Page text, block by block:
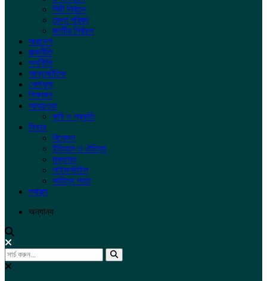
সিটি নির্বাচন
জেলা পরিষদ
জাতীয় নির্বাচন
সারাদেশ
রাজনীতি
অর্থনীতি
আন্তর্জাতিক
খেলাধুলা
শিক্ষাঙ্গন
আবহাওয়া
কৃষি ও প্রকৃতি
ফিচার
বিনোদন
ইতিহাস ও ঐতিহ্য
মুক্তমত
লাইফস্টাইল
সাহিত্য পাতা
স্বাস্থ্য
অন্যান্য